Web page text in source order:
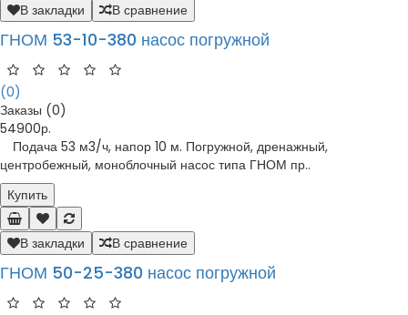
В закладки В сравнение
ГНОМ 53-10-380 насос погружной
(0)
Заказы (0)
54900р.
Подача 53 м3/ч, напор 10 м. Погружной, дренажный,
центробежный, моноблочный насос типа ГНОМ пр..
Купить
В закладки В сравнение
ГНОМ 50-25-380 насос погружной